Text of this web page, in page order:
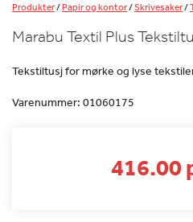
Produkter/Papir og kontor/Skrivesaker/
Marabu Textil Plus
Tekstiltusj for mørke og lyse
Varenummer: 01060175
416.00